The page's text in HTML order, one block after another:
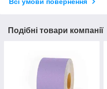
Всі умови повернення
Подібні товари компанії